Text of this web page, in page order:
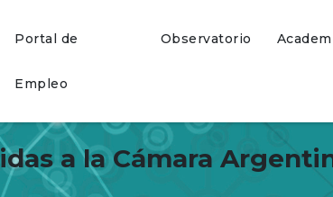
Portal de
Empleo
Observatorio
a la Cámara